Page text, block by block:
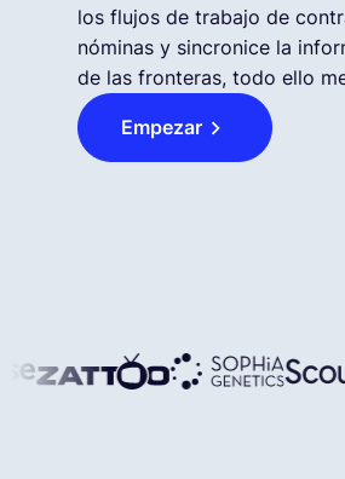
los flujos de trabajo de
nóminas y sincronice la
de las fronteras, todo ello
Empezar